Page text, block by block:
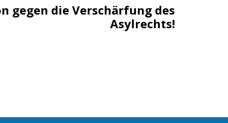
gegen die Verschärfung des
Asylrechts!